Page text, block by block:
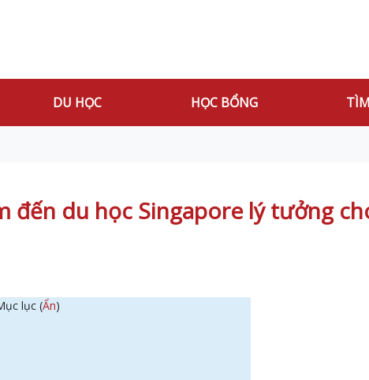
DU HỌC HỌC BỔNG
đến du học Singapore lý tưởng
lục (Ẩn)